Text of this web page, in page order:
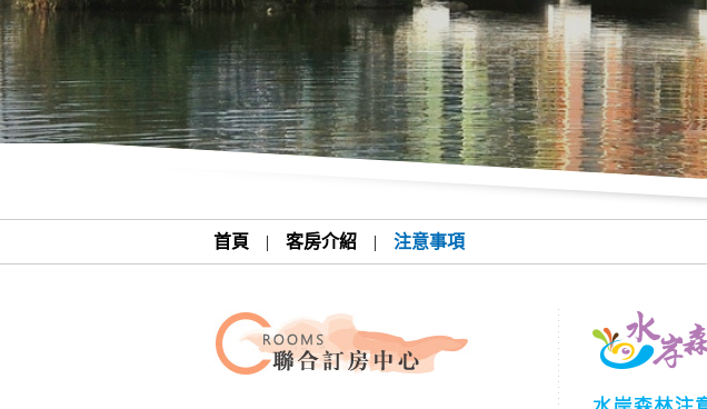
首頁 | 客房介紹 | 注意事項